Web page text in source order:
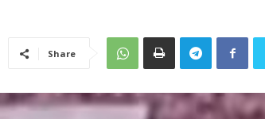
Share